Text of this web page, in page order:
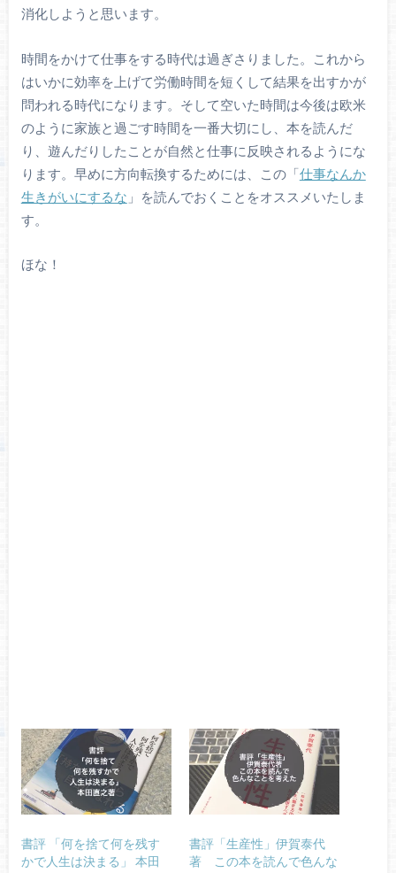
消化しようと思います。
時間をかけて仕事をする時代は過ぎさりました。これから
はいかに効率を上げて労働時間を短くして結果を出すかが
問われる時代になります。そして空いた時間は今後は欧米
のように家族と過ごす時間を一番大切にし、本を読んだ
り、遊んだりしたことが自然と仕事に反映されるようにな
ります。早めに方向転換するためには、この「仕事なんか
生きがいにするな 」を読んでおくことをオススメいたしま
す。
ほな！
書評 「何を捨て何を残す
かで人生は決まる」 本田
書評「生産性」伊賀泰代
著 この本を読んで色んな